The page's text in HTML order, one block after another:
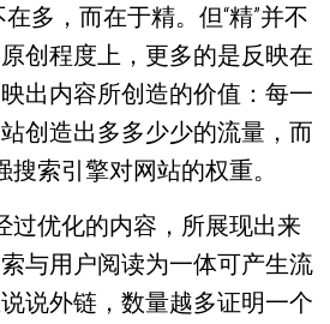
多，而在于精。但“精”并不
创程度上，更多的是反映在
出内容所创造的价值：每一
创造出多多少少的流量，而
索引擎对网站的权重。
过优化的内容，所展现出来
与用户阅读为一体可产生流
说外链，数量越多证明一个